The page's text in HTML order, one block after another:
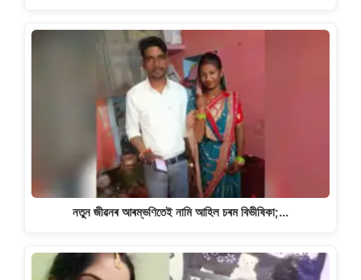
নতুন জীৱনৰ আৰম্ভণিতেই নামি আহিল চৰম বিভীষিকা;…